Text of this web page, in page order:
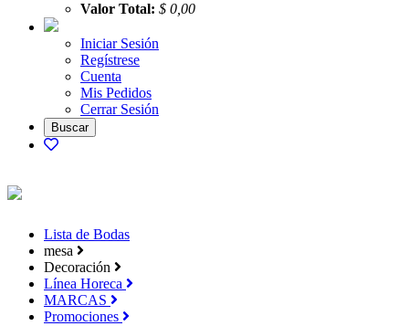
Valor Total: $ 0,00
Iniciar Sesión
Regístrese
Cuenta
Mis Pedidos
Cerrar Sesión
Lista de Bodas
mesa
Decoración
Línea Horeca
MARCAS
Promociones